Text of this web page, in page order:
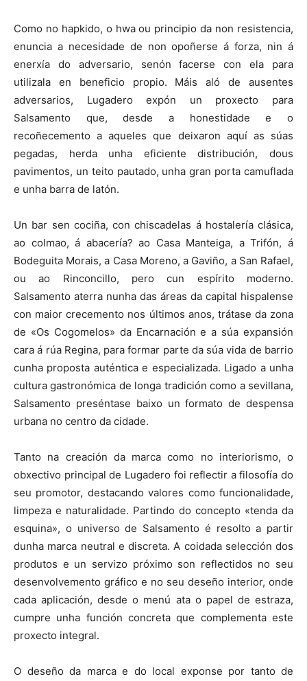
Como no hapkido, o hwa ou principio da non resistencia,
enuncia a necesidade de non opoñerse á forza, nin á
enerxía do adversario, senón facerse con ela para
utilizala en beneficio propio. Máis aló de ausentes
adversarios, Lugadero expón un proxecto para
Salsamento que, desde a honestidade e o
recoñecemento a aqueles que deixaron aquí as súas
pegadas, herda unha eficiente distribución, dous
pavimentos, un teito pautado, unha gran porta camuflada
e unha barra de latón.
Un bar sen cociña, con chiscadelas á hostalería clásica,
ao colmao, á abacería? ao Casa Manteiga, a Trifón, á
Bodeguita Morais, a Casa Moreno, a Gaviño, a San Rafael,
ou ao Rinconcillo, pero cun espírito moderno.
Salsamento aterra nunha das áreas da capital hispalense
con maior crecemento nos últimos anos, trátase da zona
de «Os Cogomelos» da Encarnación e a súa expansión
cara á rúa Regina, para formar parte da súa vida de barrio
cunha proposta auténtica e especializada. Ligado a unha
cultura gastronómica de longa tradición como a sevillana,
Salsamento preséntase baixo un formato de despensa
urbana no centro da cidade.
Tanto na creación da marca como no interiorismo, o
obxectivo principal de Lugadero foi reflectir a filosofía do
seu promotor, destacando valores como funcionalidade,
limpeza e naturalidade. Partindo do concepto «tenda da
esquina», o universo de Salsamento é resolto a partir
dunha marca neutral e discreta. A coidada selección dos
produtos e un servizo próximo son reflectidos no seu
desenvolvemento gráfico e no seu deseño interior, onde
cada aplicación, desde o menú ata o papel de estraza,
cumpre unha función concreta que complementa este
proxecto integral.
O deseño da marca e do local exponse por tanto de